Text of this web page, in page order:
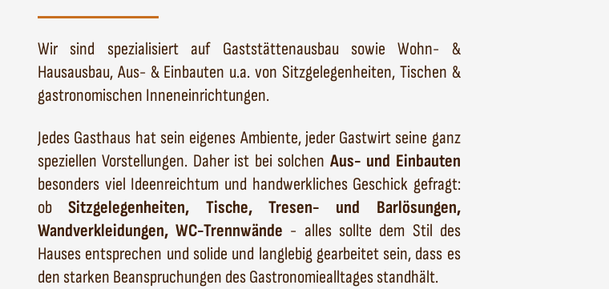
Wir sind spezialisiert auf Gaststättenausbau sowie Wohn- &
Hausausbau, Aus- & Einbauten u.a. von Sitzgelegenheiten, Tischen &
gastronomischen Inneneinrichtungen.
Jedes Gasthaus hat sein eigenes Ambiente, jeder Gastwirt seine ganz
speziellen Vorstellungen. Daher ist bei solchen Aus- und Einbauten
besonders viel Ideenreichtum und handwerkliches Geschick gefragt:
obSitzgelegenheiten, Tische, Tresen- und Barlösungen,
Wandverkleidungen, WC-Trennwände - alles sollte dem Stil des
Hauses entsprechen und solide und langlebig gearbeitet sein, dass es
den starken Beanspruchungen des Gastronomiealltages standhält.